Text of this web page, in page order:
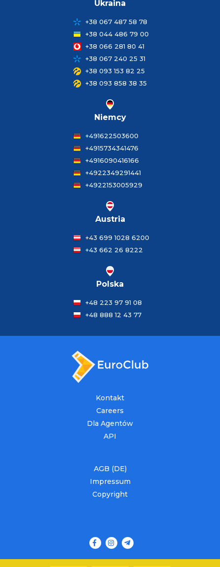
Ukraina
+38 067 487 58 78
+38 044 486 79 00
+38 066 281 80 41
+38 067 240 25 31
+38 093 153 82 25
+38 093 858 38 35
Niemcy
+491622503600
+4915734341476
+4916090416166
+4922349291441
+4922153005929
Austria
+43 699 1028 6200
+43 662 26 8222
Polska
+48 223 97 91 08
+48 888 12 43 77
Kontakt
Careers
Dla Agentów
API
AGB (DE)
Impressum
Copyright